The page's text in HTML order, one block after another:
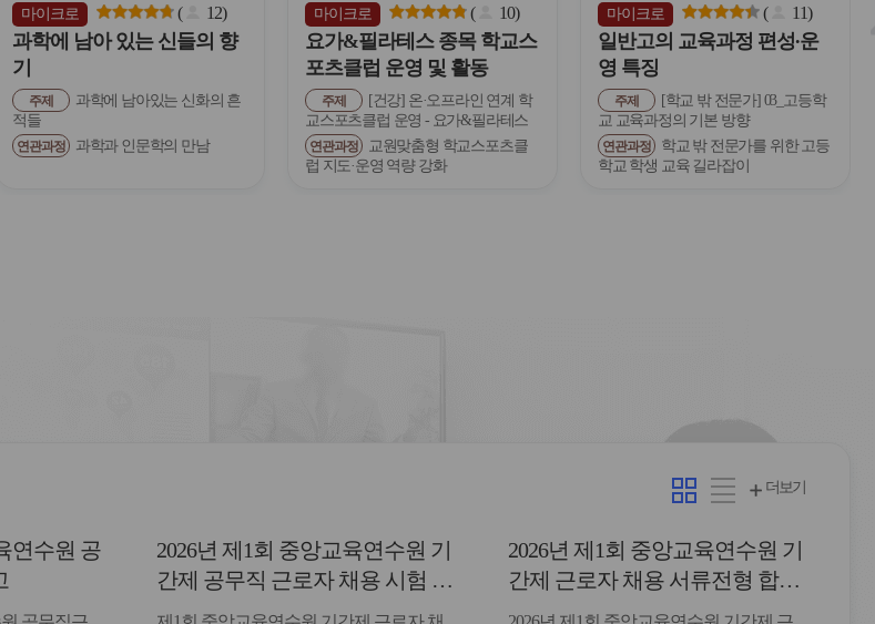
마이크로 ( 12)
과학에 남아 있는 신들의 향
기
주제
과학에 남아있는 신화의 흔
적들
연관과정 과학과 인문학의 만남
마이크로 ( 10)
요가&필라테스 종목 학교스
포츠클럽 운영 및 활동
주제
[건강] 온·오프라인 연계 학
교스포츠클럽 운영 - 요가&필라테스
연관과정
교원맞춤형 학교스포츠클
럽 지도·운영 역량 강화
마이크로 ( 11)
일반고의 교육과정 편성∙운
영 특징
주제
[학교 밖 전문가] 03_고등학
교 교육과정의 기본 방향
연관과정
학교 밖 전문가를 위한 고등
학교 학생 교육 길라잡이
카
리
형
더보기
연수원 공
2026년 제1회 중앙교육연수원 기
간제 공무직 근로자 채용 시험 최
종합격자 발표 및 등록 안내
2026년 제1회 중앙교육연수원 기
간제 근로자 채용 서류전형 합격
자 및 면접일정 안내